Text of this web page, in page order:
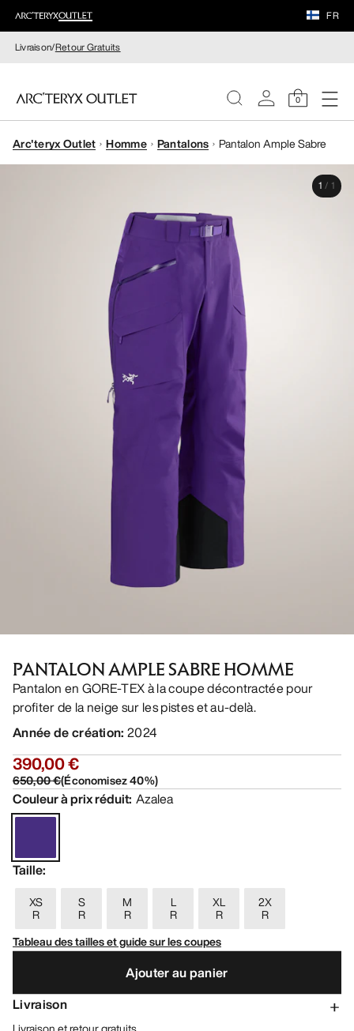
FR
Livraison/Retour Gratuits
0
FEMME
Arc'teryx Outlet Homme Pantalons Pantalon Ample Sabre
1 / 1
PANTALON AMPLE SABRE HOMME
Pantalon en GORE-TEX à la coupe décontractée pour
profiter de la neige sur les pistes et au-delà.
Année de création: 2024
390,00 €
650,00 €(Économisez40%)
Couleur à prix réduit: Azalea
Taille:
XS
R
S
R
M
R
L
R
XL
R
2X
R
Tableau des tailles et guide sur les coupes
Ajouter au panier
Livraison